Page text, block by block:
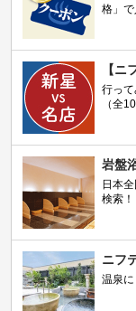
格」で
【ニ
行っ
（全
岩盤
日本
検索！
ニフ
温泉